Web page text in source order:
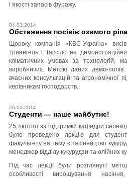
і якості запасів фуражу.
04.03.2014
Обстеження посівів озимого
Щороку компанія «КВС-Україна»
Триангель і Тассіло на
кліматичних умовах за технологій,
виробничих. Метою даних демо-полів
вчасних консультацій та агрономічної
керівникам господарств.
26.02.2014
Студенти — наше майбутнє!
25 лютого за підтримки кафедри
було проведено лекцію для
факультету на тему «Насінництво
менеджер відділу кукурудзи та олійних
Під час лекції були розглянуті
особливості вирощування